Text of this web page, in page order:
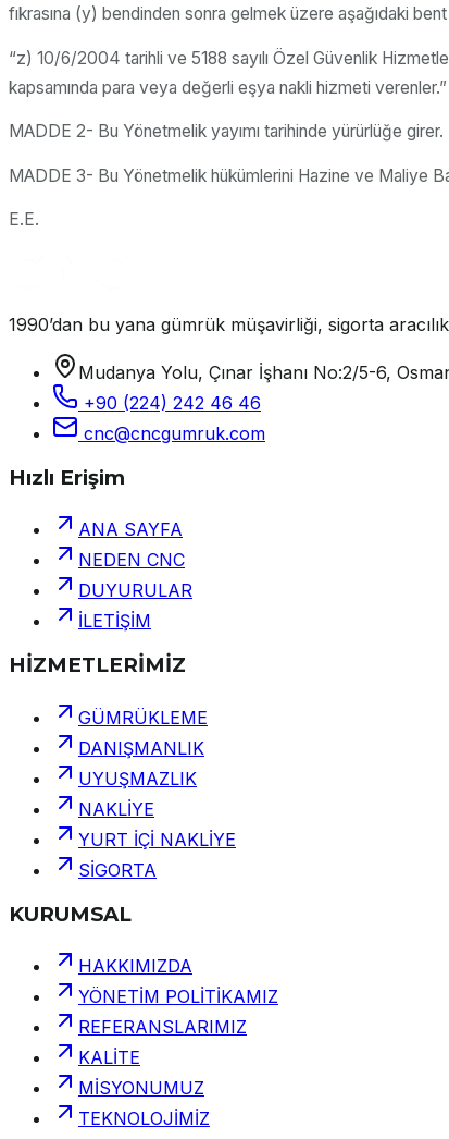
fıkrasına (y) bendinden sonra gelmek üzere aşağıdaki
“z) 10/6/2004 tarihli ve 5188 sayılı Özel Güvenlik
kapsamında para veya değerli eşya nakli hizmeti verenler.”
MADDE 2- Bu Yönetmelik yayımı tarihinde yürürlüğe girer.
MADDE 3- Bu Yönetmelik hükümlerini Hazine ve Maliye
E.E.
1990’dan bu yana gümrük müşavirliği, sigorta
Mudanya Yolu, Çınar İşhanı No:2/5-6,
+90 (224) 242 46 46
cnc@cncgumruk.com
Hızlı Erişim
ANA SAYFA
NEDEN CNC
DUYURULAR
İLETİŞİM
HİZMETLERİMİZ
GÜMRÜKLEME
DANIŞMANLIK
UYUŞMAZLIK
NAKLİYE
YURT İÇİ NAKLİYE
SİGORTA
KURUMSAL
HAKKIMIZDA
YÖNETİM POLİTİKAMIZ
REFERANSLARIMIZ
KALİTE
MİSYONUMUZ
TEKNOLOJİMİZ